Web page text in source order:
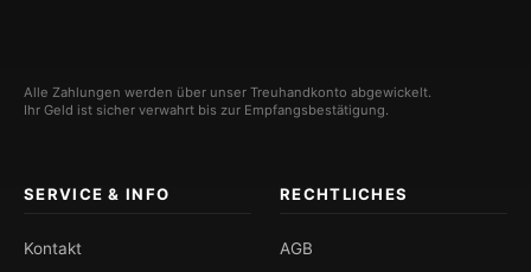
Alle Zahlungen werden über unser Treuhandkonto abgewickelt.
Ihr Geld ist sicher verwahrt bis zur Empfangsbestätigung.
SERVICE & INFO
Kontakt
RECHTLICHES
AGB